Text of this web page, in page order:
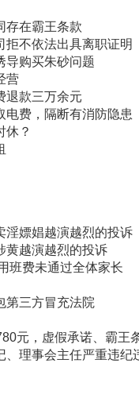
存在霸王条款
拒不依法出具离职证明
导购买朱砂问题
营
退款三万余元
电费，隔断有消防隐患
休？
淫嫖娼越演越烈的投诉
黄越演越烈的投诉
班费未通过全体家长
第三方冒充法院
元，虚假承诺、霸王
、理事会主任严重违纪